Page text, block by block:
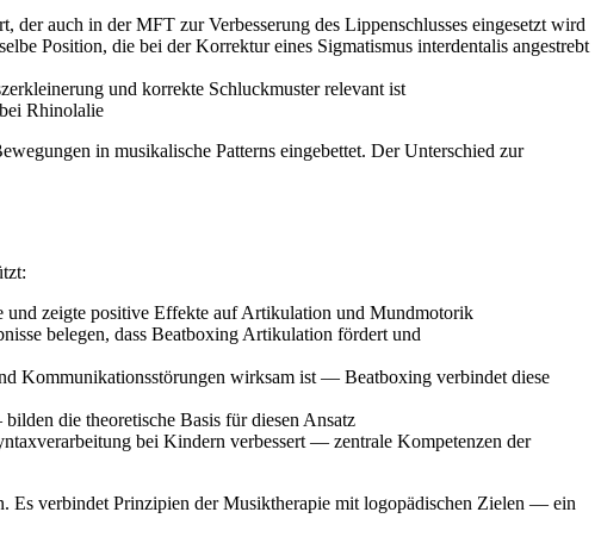
auch in der MFT zur Verbesserung des Lippenschlusses eingesetzt wird
Position, die bei der Korrektur eines Sigmatismus interdentalis angestrebt
und korrekte Schluckmuster relevant ist
Rhinolalie
in musikalische Patterns eingebettet. Der Unterschied zur
und zeigte positive Effekte auf Artikulation und Mundmotorik
belegen, dass Beatboxing Artikulation fördert und
Kommunikationsstörungen wirksam ist — Beatboxing verbindet diese
die theoretische Basis für diesen Ansatz
bei Kindern verbessert — zentrale Kompetenzen der
Es verbindet Prinzipien der Musiktherapie mit logopädischen Zielen — ein